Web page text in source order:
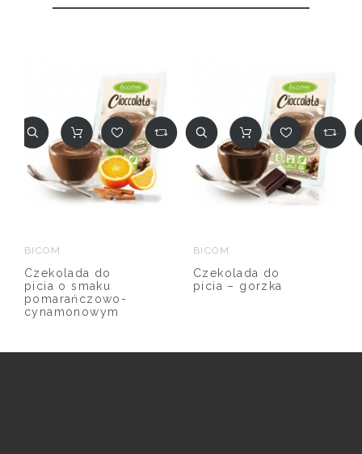
BICOM
Czekolada do
picia o smaku
pomarańczowo-
cynamonowym
BICOM
Czekolada do
picia – gorzka